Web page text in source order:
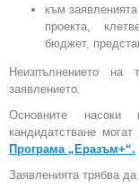
към
проекта,
бюджет,
Неизпълнението на
заявлението.
Основните
кандидатстване
Програма „Еразъм+“.
Заявленията трябва да